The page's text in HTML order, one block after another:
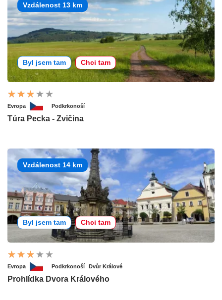
Vzdálenost 13 km
Byl jsem tam Chci tam
Evropa Podkrkonoší
Túra Pecka - Zvičina
Vzdálenost 14 km
Byl jsem tam Chci tam
Evropa Podkrkonoší Dvůr Králové
Prohlídka Dvora Králového